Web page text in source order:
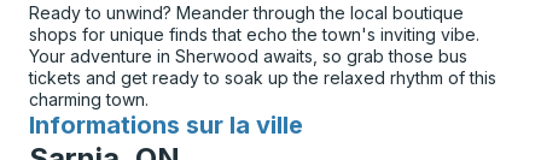
Ready to unwind? Meander through the local boutique
shops for unique finds that echo the town's inviting vibe.
Your adventure in Sherwood awaits, so grab those bus
tickets and get ready to soak up the relaxed rhythm of this
charming town.
Informations sur la ville
pour